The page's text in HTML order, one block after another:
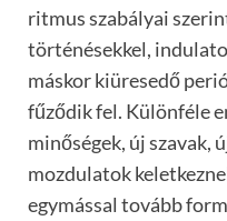
ritmus szabályai
történésekkel,
máskor kiüresedő
fűződik fel. Különféle
minőségek, új szavak,
mozdulatok
egymással tovább